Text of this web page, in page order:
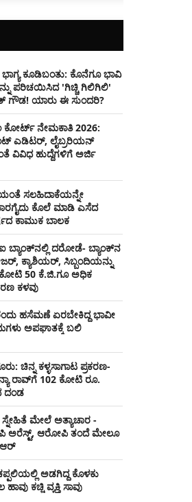
ಕೂಡಿಬಂತು: ಕೊನೆಗೂ ಭಾವಿ
ಪರಿಚಯಿಸಿದ 'ಗಿಚ್ಚಿ ಗಿಲಿಗಿಲಿ'
ಗೌಡ! ಯಾರು ಈ ಸುಂದರಿ?
ಕೋರ್ಟ್ ನೇಮಕಾತಿ 2026:
ಎಡಿಟರ್, ಲೈಬ್ರರಿಯನ್
ವಿವಿಧ ಹುದ್ದೆಗಳಿಗೆ ಅರ್ಜಿ
ಸಲಹಿದಾಕೆಯನ್ನೇ
ಕೊಲೆ ಮಾಡಿ ಎಸೆದ
ಕಾಮುಕ ಬಾಲಕ
ದರೋಡೆ- ಬ್ಯಾಂಕ್​ನ
ಕ್ಯಾಶಿಯರ್‌, ಸಿಬ್ಬಂದಿಯನ್ನು
ಕೋಟಿ 50 ಕೆ.ಜಿ.ಗೂ ಅಧಿಕ
ಕಳವು
ಹಸೆಮಣೆ ಏರಬೇಕಿದ್ದ ಭಾವೀ
ಅಪಘಾತಕ್ಕೆ ಬಲಿ
ಚಿನ್ನ ಕಳ್ಳಸಾಗಾಟ ಪ್ರಕರಣ-
ರಾವ್‌ಗೆ 102 ಕೋಟಿ ರೂ.
ದಂಡ
ಮೇಲೆ ಅತ್ಯಾಚಾರ -
ಅರೆಸ್ಟ್, ಆರೋಪಿ ತಂದೆ ಮೇಲೂ
ಚಪ್ಪಲಿಯಲ್ಲಿ ಅಡಗಿದ್ದ ಕೊಳಕು
ಕಚ್ಚಿ ವ್ಯಕ್ತಿ ಸಾವು